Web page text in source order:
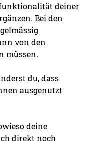
deiner
Bei den
von den
müssen.
du, dass
ausgenutzt
deine
direkt noch